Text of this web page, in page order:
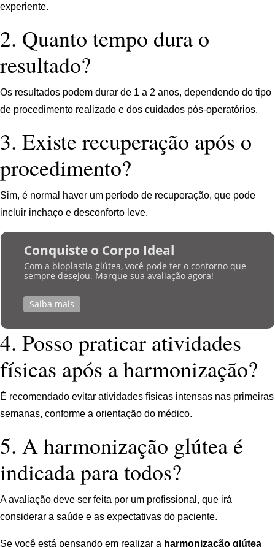
experiente.
2. Quanto tempo dura o
resultado?
Os resultados podem durar de 1 a 2 anos, dependendo do tipo
de procedimento realizado e dos cuidados pós-operatórios.
3. Existe recuperação após o
procedimento?
Sim, é normal haver um período de recuperação, que pode
incluir inchaço e desconforto leve.
Conquiste o Corpo Ideal
Com a bioplastia glútea, você pode ter o contorno que
sempre desejou. Marque sua avaliação agora!
Saiba mais
4. Posso praticar atividades
físicas após a harmonização?
É recomendado evitar atividades físicas intensas nas primeiras
semanas, conforme a orientação do médico.
5. A harmonização glútea é
indicada para todos?
A avaliação deve ser feita por um profissional, que irá
considerar a saúde e as expectativas do paciente.
Se você está pensando em realizar a harmonização glútea